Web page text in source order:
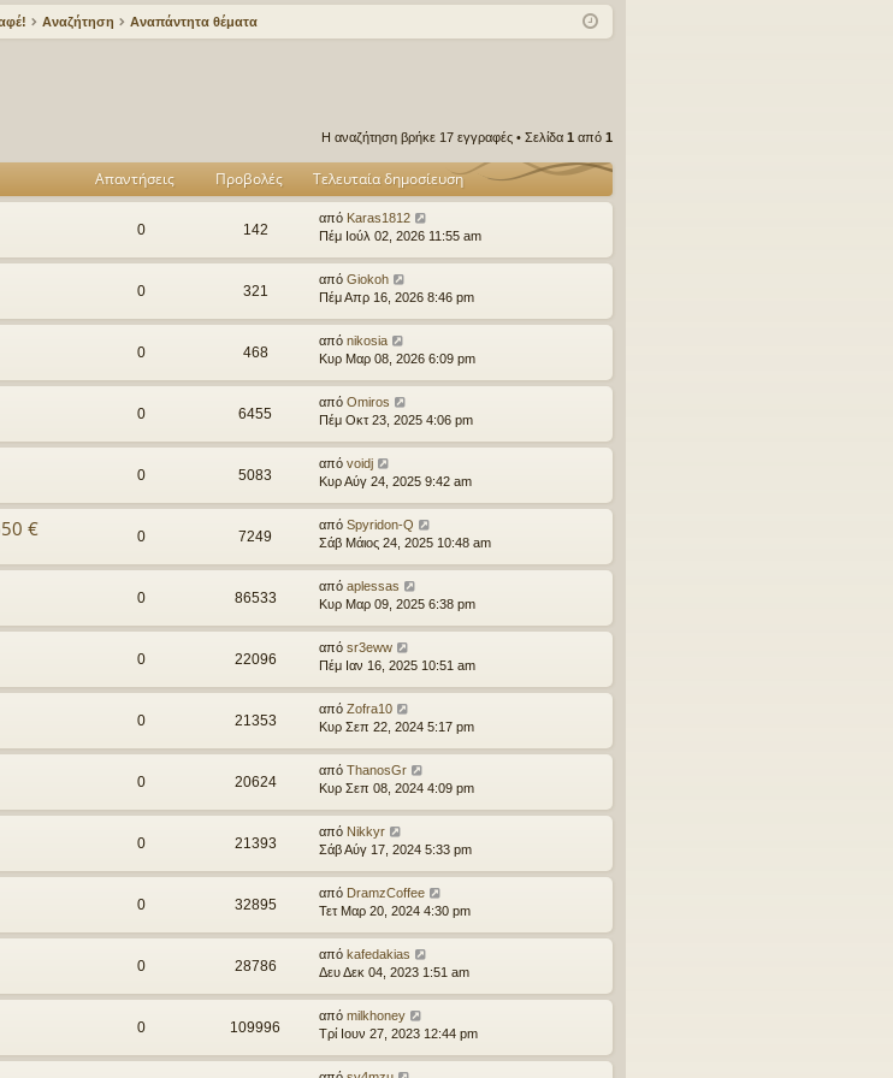
χν δε ρα
Αναζήτηση Αναπάντητα θέματα
Η αναζήτηση βρήκε 17 εγγραφές • Σελίδα 1 από 1
Απαντήσεις Προβολές Τελευταία δημοσίευση
0 142
από Karas1812
Πέμ Ιούλ 02, 2026 11:55 am
0 321
από Giokoh
Πέμ Απρ 16, 2026 8:46 pm
0 468
από nikosia
Κυρ Μαρ 08, 2026 6:09 pm
0 6455
από Omiros
Πέμ Οκτ 23, 2025 4:06 pm
0 5083
από voidj
Κυρ Αύγ 24, 2025 9:42 am
€ 0 7249
από Spyridon-Q
Σάβ Μάιος 24, 2025 10:48 am
0 86533
από aplessas
Κυρ Μαρ 09, 2025 6:38 pm
0 22096
από sr3eww
Πέμ Ιαν 16, 2025 10:51 am
0 21353
από Zofra10
Κυρ Σεπ 22, 2024 5:17 pm
0 20624
από ThanosGr
Κυρ Σεπ 08, 2024 4:09 pm
0 21393
από Nikkyr
Σάβ Αύγ 17, 2024 5:33 pm
0 32895
από DramzCoffee
Τετ Μαρ 20, 2024 4:30 pm
0 28786
από kafedakias
Δευ Δεκ 04, 2023 1:51 am
0 109996
από milkhoney
Τρί Ιουν 27, 2023 12:44 pm